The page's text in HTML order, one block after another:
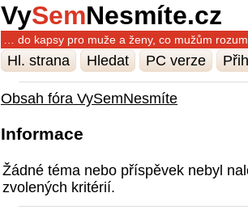
VySemNesmíte.cz
… do kapsy pro muže a ženy, co mužům
Hl. strana Hledat PC verze
Obsah fóra VySemNesmíte
Informace
Žádné téma nebo příspěvek nebyl
zvolených kritérií.